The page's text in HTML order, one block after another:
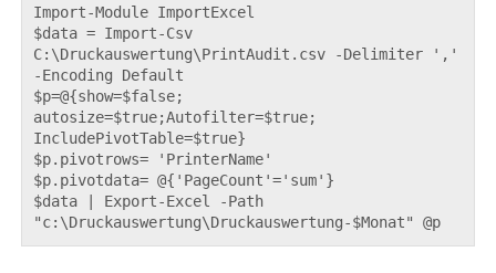
Import-Module ImportExcel
$data = Import-Csv
C:\Druckauswertung\PrintAudit.csv -Delimiter ','
-Encoding Default
$p=@{show=$false;
autosize=$true;Autofilter=$true;
IncludePivotTable=$true}
$p.pivotrows= 'PrinterName'
$p.pivotdata= @{'PageCount'='sum'}
$data | Export-Excel -Path
"c:\Druckauswertung\Druckauswertung-$Monat" @p